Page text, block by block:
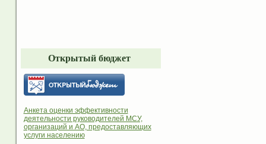
Открытый бюджет
Анкета оценки эффективности
деятельности руководителей МСУ,
организаций и АО, предоставляющих
услуги населению